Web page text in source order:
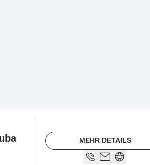
MEHR DETAILS